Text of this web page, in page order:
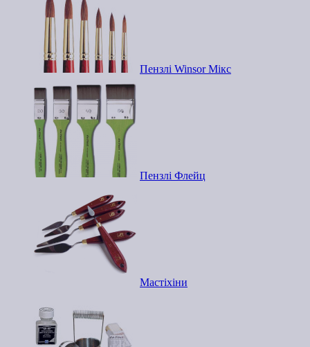
Пензлі Winsor Мікс
Пензлі Флейц
Мастіхіни